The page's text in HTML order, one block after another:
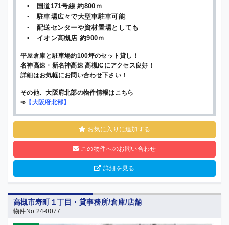
▪ 国道171号線 約800ｍ
▪ 駐車場広々で大型車駐車可能
▪ 配送センターや資材置場としても
▪ イオン高槻店 約900ｍ
平屋倉庫と駐車場約100坪のセット貸し！
名神高速・新名神高速 高槻ICにアクセス良好！
詳細はお気軽にお問い合わせ下さい！
その他、大阪府北部の物件情報はこちら
➾ 【大阪府北部】
お気に入りに追加する
この物件へのお問い合わせ
詳細を見る
高槻市寿町１丁目・貸事務所/倉庫/店舗
物件No.24-0077